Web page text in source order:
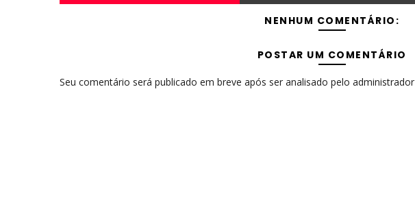
NENHUM COMENTÁRIO:
POSTAR UM COMENTÁRIO
Seu comentário será publicado em breve após ser analisado pelo administrador